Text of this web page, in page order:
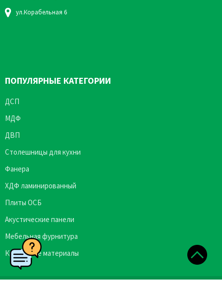
ул.Корабельная 6
ПОПУЛЯРНЫЕ КАТЕГОРИИ
ДСП
МДФ
ДВП
Столешницы для кухни
Фанера
ХДФ ламинированный
Плиты ОСБ
Акустические панели
Мебельная фурнитура
Кромочные материалы